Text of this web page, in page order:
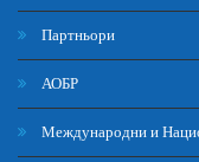
Партньори
АОБР
Международни и